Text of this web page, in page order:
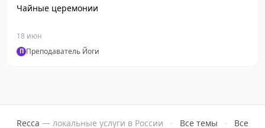
Чайные церемонии
18 июн
П Преподаватель Йоги
Recca — локальные услуги в России · Все темы · Все